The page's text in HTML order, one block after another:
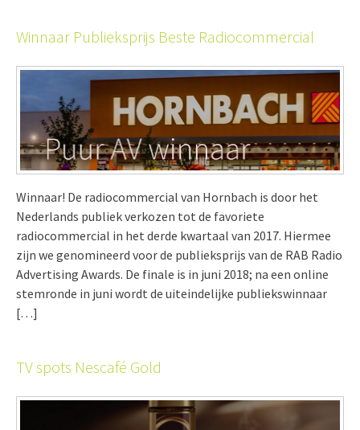
Winnaar Publieksprijs Beste Radiocommercial
Winnaar! De radiocommercial van Hornbach is door het
Nederlands publiek verkozen tot de favoriete
radiocommercial in het derde kwartaal van 2017. Hiermee
zijn we genomineerd voor de publieksprijs van de RAB Radio
Advertising Awards. De finale is in juni 2018; na een online
stemronde in juni wordt de uiteindelijke publiekswinnaar
[…]
TV spots Nescafé Gold